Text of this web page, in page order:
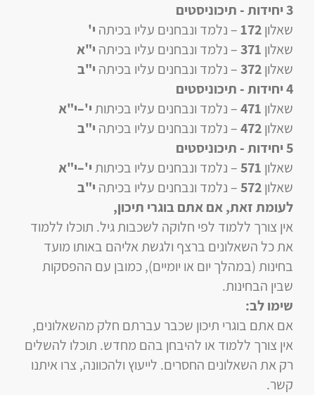
3 יחידות - תיכוניסטים
שאלון172– נלמד ונבחנים עליו בכיתה י'
שאלון 371– נלמד ונבחנים עליו בכיתה י"א
שאלון372– נלמד ונבחנים עליו בכיתה י"ב
4 יחידות
- תיכוניסטים
שאלון 471
–נלמד ונבחנים עליו בכיתותי'–י"א
שאלון472
–נלמד ונבחנים עליו בכיתה י"ב
5 יחידות
- תיכוניסטים
שאלון 571
–נלמד ונבחנים עליו בכיתותי'–י"א
שאלון572
–נלמד ונבחנים עליו בכיתה י"ב
לעומת זאת, אם אתם בוגרי תיכון,
אין צורך ללמוד לפי חלוקה לשכבות גיל. תוכלו ללמוד
את כל השאלונים ברצף ולגשת אליהם באותו מועד
בחינות (במהלך יום או יומיים), כמובן עם ההפסקות
שבין הבחינות.
שימו לב:
אם אתם בוגרי תיכון שכבר עברתם חלק מהשאלונים,
אין צורך ללמוד או להיבחן בהם מחדש. תוכלו להשלים
רק את השאלונים החסרים. לייעוץ ולהכוונה, צרו איתנו
קשר.